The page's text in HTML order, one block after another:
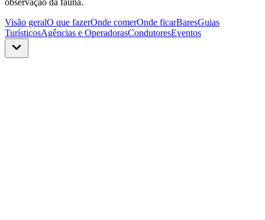
Visão geralO que fazerOnde comerOnde ficarBaresGuias
TurísticosAgências e OperadorasCondutoresEventos